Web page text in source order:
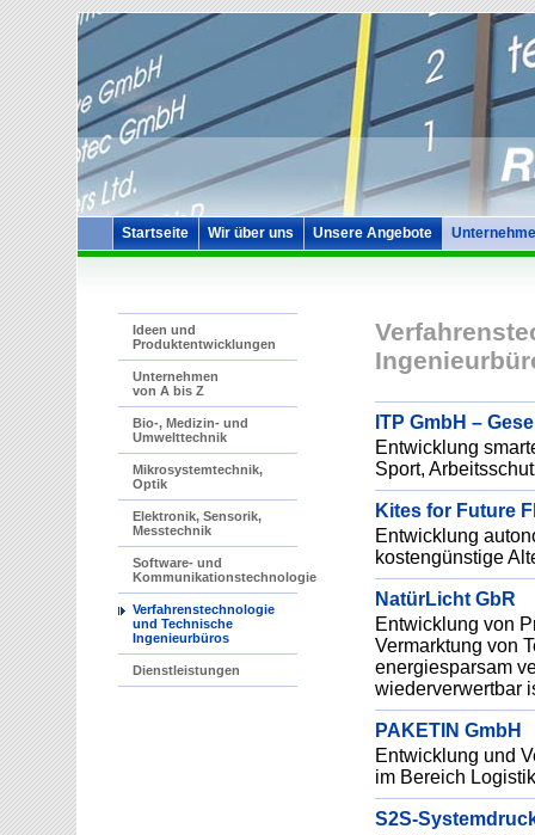
Startseite Wir über uns Unsere Angebote
Ideen und
Produktentwicklungen
Unternehmen
von A bis Z
Bio-, Medizin- und
Umwelttechnik
Mikrosystemtechnik,
Optik
Elektronik, Sensorik,
Messtechnik
Software- und
Kommunikationstechnologie
Verfahrenstechnologie
und Technische
Ingenieurbüros
Dienstleistungen
ITP GmbH –
Entwicklung
Sport,
Kites for Future
Entwicklung
kostengünstige
NatürLicht GbR
Entwicklung von
Vermarktung von
energiesparsam
wiederverwertbar
PAKETIN GmbH
Entwicklung und
im Bereich
S2S-